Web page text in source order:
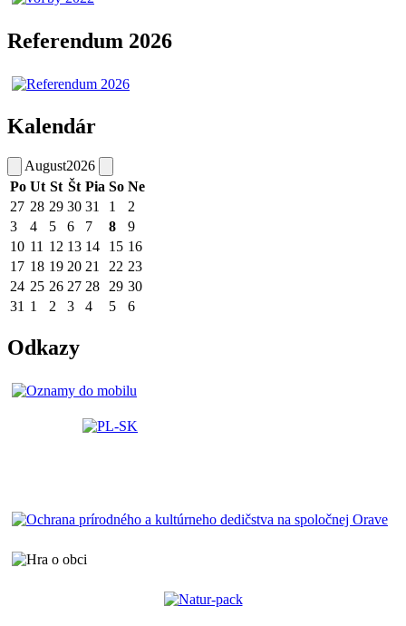
Referendum 2026
Kalendár
August2026
Po Ut St Št Pia So Ne
27 28 29 30 31 1
2
3
4 5 6 7 8
9
10 11 12 13 14 15 16
17 18 19 20 21 22 23
24 25 26 27 28 29 30
31 1 2 3 4 5 6
Odkazy